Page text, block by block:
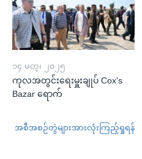
၁၄ မတ္၊ ၂၀၂၅
ကုလအတွင်းရေးမှူးချုပ် Cox's
Bazar ရောက်
အစီအစဉ်တွဲများအားလုံးကြည့်ရှုရန်